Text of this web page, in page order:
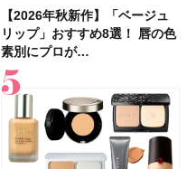
【2026年秋新作】「ベージュ
リップ」おすすめ8選！ 唇の色
素別にプロが…
【石井美保さん】おすすめの
「ブライトニング」11選！ ス
キンケアからサプ…
【2026年秋新作】「ベージュ
リップ」おすすめ8選！ 唇の色
素別にプロが…
【2026年】ボディ用日焼け止
めUVのおすすめ20選！ この夏
注目の人気…
【板野友美さんの美活】「最
近、下の歯の矯正を再開したん
です」オーラルケア…
【2026年夏】小顔に見えるボ
ブの髪型37選！ レイヤー・切
りっぱなしな…
【2026年8月の一粒万倍日】お
すすめの開運コスメ＆美容アイ
テム10選！
【限定】&be「リップカラーデ
ュオ 01 ピンクベージュ」レビ
ュー｜落ち…